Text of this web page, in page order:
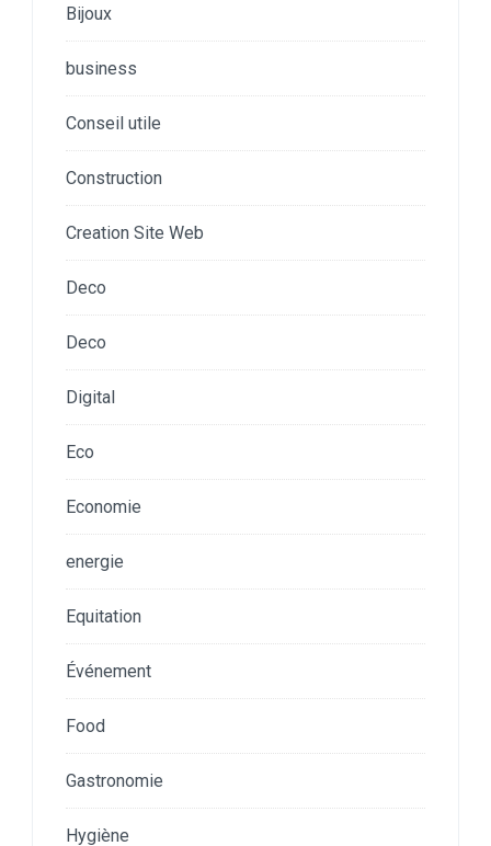
Bijoux
business
Conseil utile
Construction
Creation Site Web
Deco
Deco
Digital
Eco
Economie
energie
Equitation
Événement
Food
Gastronomie
Hygiène